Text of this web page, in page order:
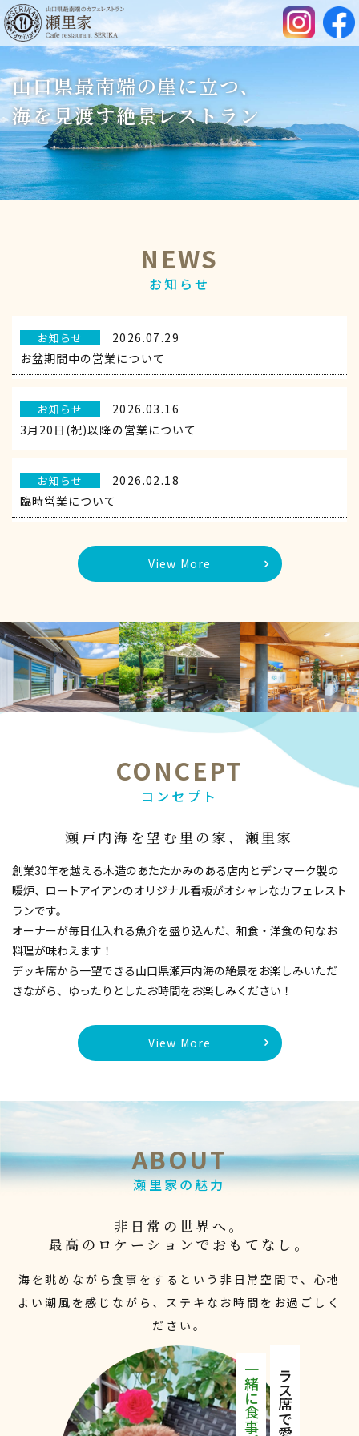
山口県最南端の崖に立つ、
海を見渡す絶景レストラン
NEWS
お知らせ
お知らせ
2026.07.29
お盆期間中の営業について
お知らせ
2026.03.16
3月20日(祝)以降の営業について
お知らせ
2026.02.18
臨時営業について
View More
CONCEPT
コンセプト
瀬戸内海を望む里の家、瀬里家
創業30年を越える木造のあたたかみのある店内とデンマーク製の
暖炉、 ロートアイアンのオリジナル看板がオシャレなカフェレスト
ランです。
オーナーが毎日仕入れる魚介を盛り込んだ、和食・洋食の旬なお
料理が味わえます！
デッキ席から一望できる山口県瀬戸内海の絶景をお楽しみいただ
きながら、ゆったりとしたお時間をお楽しみください！
View More
ABOUT
瀬里家の魅力
非日常の世界へ。
最高のロケーションでおもてなし。
海を眺めながら食事をするという非日常空間で、 心地
よい潮風を感じながら、ステキなお時間をお過ごしく
ださい。
テラス席で愛犬と